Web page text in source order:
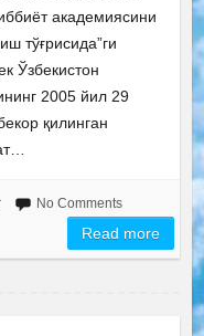
академиясини
тўғрисида”ги
Ўзбекистон
2005 йил 29
қилинган
No Comments
Read more